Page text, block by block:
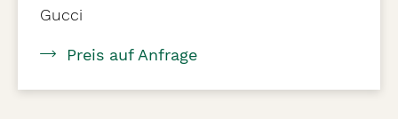
Gucci
Preis auf Anfrage